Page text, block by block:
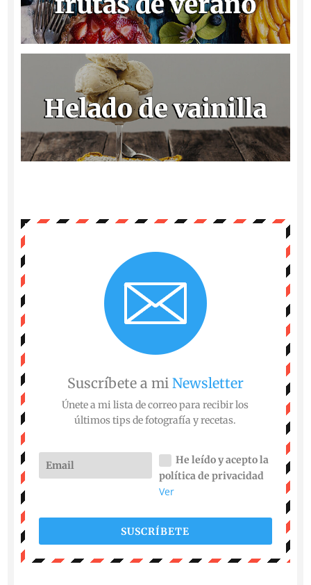
Suscríbete a mi Newsletter
Únete a mi lista de correo para recibir los
últimos tips de fotografía y recetas.
He leído y acepto la
política de privacidad
Ver
SUSCRÍBETE